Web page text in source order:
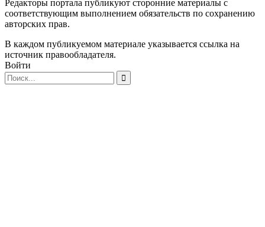
Редакторы портала публикуют сторонние материалы с
соответствующим выполнением обязательств по сохранению
авторских прав.
В каждом публикуемом материале указывается ссылка на
источник правообладателя.
Войти